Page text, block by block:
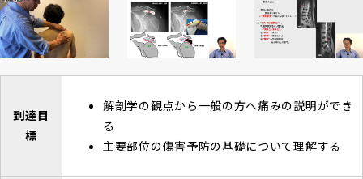
到達目
標
解剖学の観点から一般の方へ痛みの説明ができ
る
主要部位の傷害予防の基礎について理解する